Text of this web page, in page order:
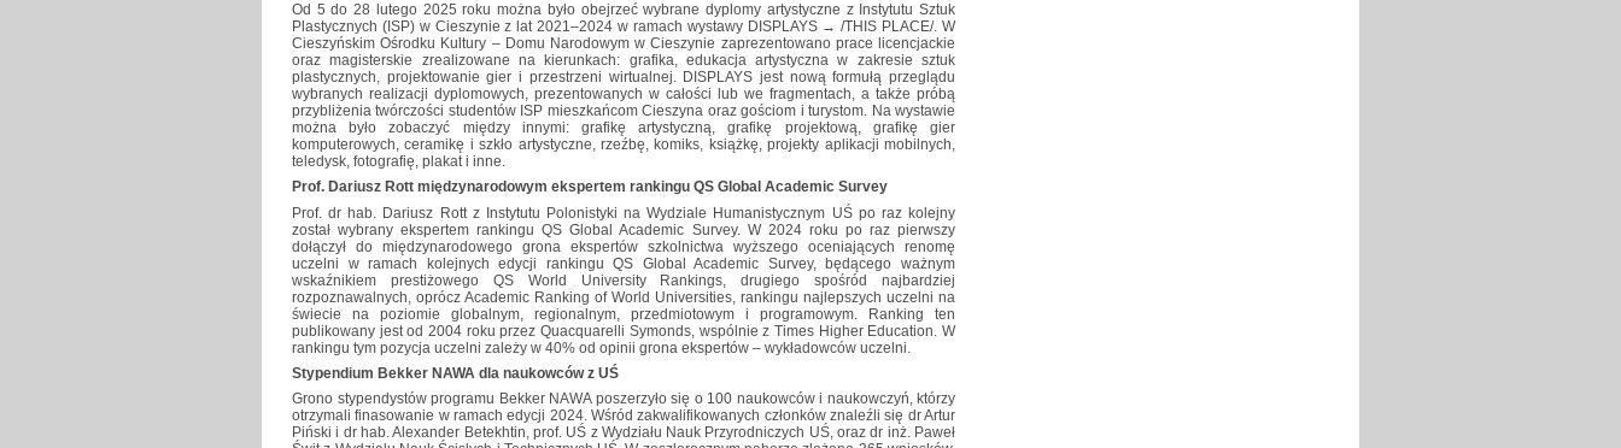
Od 5 do 28 lutego 2025 roku można było obejrzeć wybrane dyplomy artystyczne z Instytutu Sztuk
Plastycznych (ISP) w Cieszynie z lat 2021–2024 w ramach wystawy DISPLAYS → /THIS PLACE/. W
Cieszyńskim Ośrodku Kultury – Domu Narodowym w Cieszynie zaprezentowano prace licencjackie
oraz magisterskie zrealizowane na kierunkach: grafika, edukacja artystyczna w zakresie sztuk
plastycznych, projektowanie gier i przestrzeni wirtualnej. DISPLAYS jest nową formułą przeglądu
wybranych realizacji dyplomowych, prezentowanych w całości lub we fragmentach, a także próbą
przybliżenia twórczości studentów ISP mieszkańcom Cieszyna oraz gościom i turystom. Na wystawie
można było zobaczyć między innymi: grafikę artystyczną, grafikę projektową, grafikę gier
komputerowych, ceramikę i szkło artystyczne, rzeźbę, komiks, książkę, projekty aplikacji mobilnych,
teledysk, fotografię, plakat i inne.
Prof. Dariusz Rott międzynarodowym ekspertem rankingu QS Global Academic Survey
Prof. dr hab. Dariusz Rott z Instytutu Polonistyki na Wydziale Humanistycznym UŚ po raz kolejny
został wybrany ekspertem rankingu QS Global Academic Survey. W 2024 roku po raz pierwszy
dołączył do międzynarodowego grona ekspertów szkolnictwa wyższego oceniających renomę
uczelni w ramach kolejnych edycji rankingu QS Global Academic Survey, będącego ważnym
wskaźnikiem prestiżowego QS World University Rankings, drugiego spośród najbardziej
rozpoznawalnych, oprócz Academic Ranking of World Universities, rankingu najlepszych uczelni na
świecie na poziomie globalnym, regionalnym, przedmiotowym i programowym. Ranking ten
publikowany jest od 2004 roku przez Quacquarelli Symonds, wspólnie z Times Higher Education. W
rankingu tym pozycja uczelni zależy w 40% od opinii grona ekspertów – wykładowców uczelni.
Stypendium Bekker NAWA dla naukowców z UŚ
Grono stypendystów programu Bekker NAWA poszerzyło się o 100 naukowców i naukowczyń, którzy
otrzymali finasowanie w ramach edycji 2024. Wśród zakwalifikowanych członków znaleźli się dr Artur
Piński i dr hab. Alexander Betekhtin, prof. UŚ z Wydziału Nauk Przyrodniczych UŚ, oraz dr inż. Paweł